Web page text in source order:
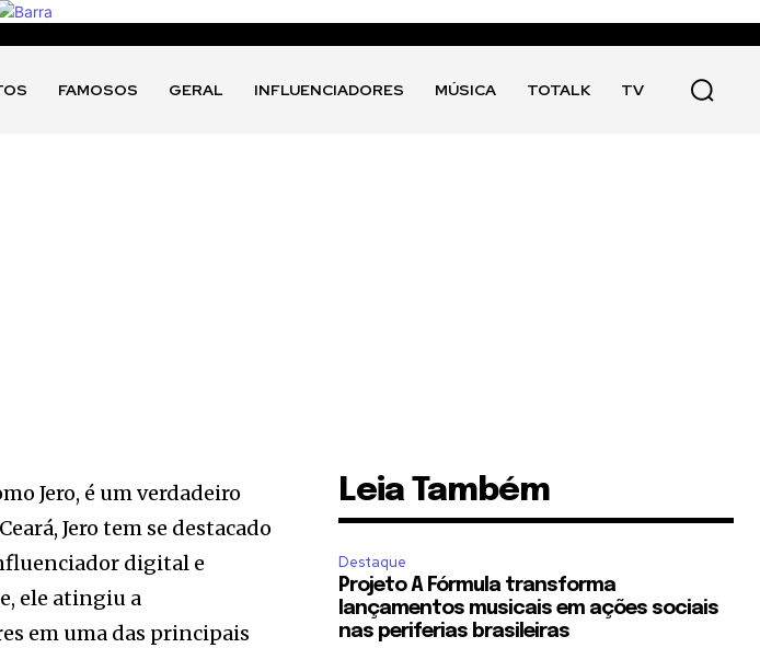
FAMOSOS GERAL INFLUENCIADORES MÚSICA TOTALK TV
Jero, é um verdadeiro
Jero tem se destacado
digital e
ele atingiu a
em uma das principais
Leia Também
Destaque
Projeto A Fórmula transforma
lançamentos musicais em ações sociais
nas periferias brasileiras